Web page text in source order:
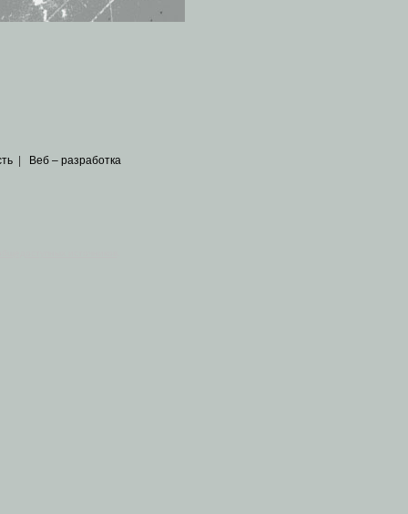
Веб – разработка